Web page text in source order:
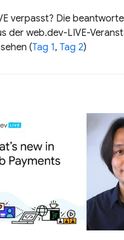
verpasst? Die
der web.dev-LIVE-
(Tag 1, Tag 2)